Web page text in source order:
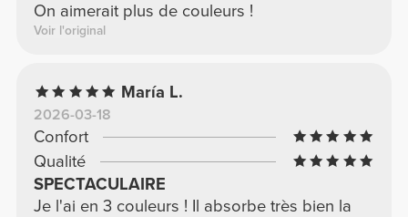
On aimerait plus de couleurs !
Voir l'original
María L.
2026-03-18
Confort
Qualité
SPECTACULAIRE
Je l'ai en 3 couleurs ! Il absorbe très bien la